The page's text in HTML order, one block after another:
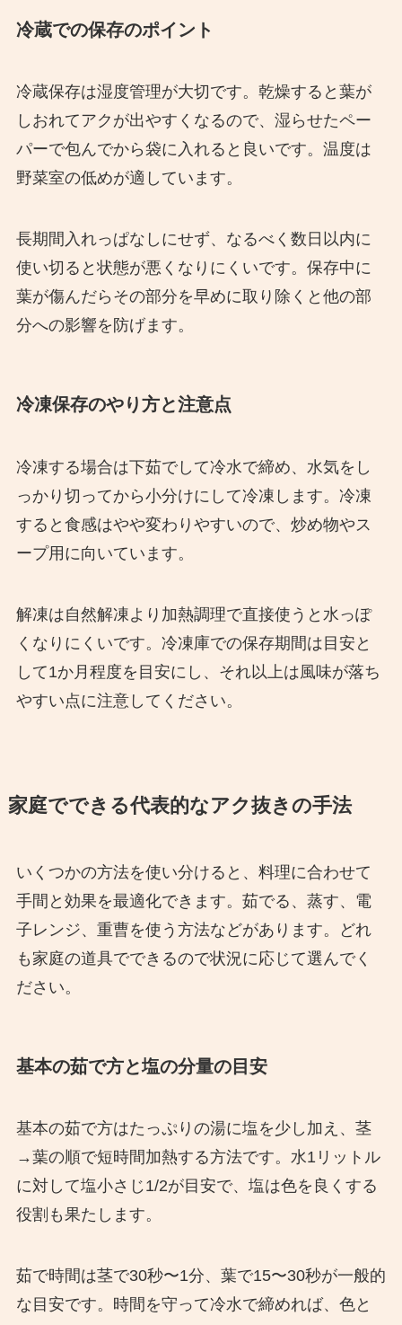
冷蔵での保存のポイント
冷蔵保存は湿度管理が大切です。乾燥すると葉が
しおれてアクが出やすくなるので、湿らせたペー
パーで包んでから袋に入れると良いです。温度は
野菜室の低めが適しています。
長期間入れっぱなしにせず、なるべく数日以内に
使い切ると状態が悪くなりにくいです。保存中に
葉が傷んだらその部分を早めに取り除くと他の部
分への影響を防げます。
冷凍保存のやり方と注意点
冷凍する場合は下茹でして冷水で締め、水気をし
っかり切ってから小分けにして冷凍します。冷凍
すると食感はやや変わりやすいので、炒め物やス
ープ用に向いています。
解凍は自然解凍より加熱調理で直接使うと水っぽ
くなりにくいです。冷凍庫での保存期間は目安と
して1か月程度を目安にし、それ以上は風味が落ち
やすい点に注意してください。
家庭でできる代表的なアク抜きの手法
いくつかの方法を使い分けると、料理に合わせて
手間と効果を最適化できます。茹でる、蒸す、電
子レンジ、重曹を使う方法などがあります。どれ
も家庭の道具でできるので状況に応じて選んでく
ださい。
基本の茹で方と塩の分量の目安
基本の茹で方はたっぷりの湯に塩を少し加え、茎
→葉の順で短時間加熱する方法です。水1リットル
に対して塩小さじ1/2が目安で、塩は色を良くする
役割も果たします。
茹で時間は茎で30秒〜1分、葉で15〜30秒が一般的
な目安です。時間を守って冷水で締めれば、色と